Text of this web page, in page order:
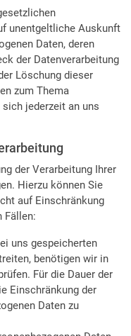
unentgeltliche Auskunft
Daten, deren
der Datenverarbeitung
Löschung dieser
zum Thema
jederzeit an uns
der Verarbeitung Ihrer
Hierzu können Sie
auf Einschränkung
Fällen:
uns gespeicherten
benötigen wir in
Für die Dauer der
Einschränkung der
Daten zu